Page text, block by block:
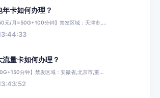
卡如何办理？
元/月=50G+100分钟】禁发区域：天津市,...
量卡如何办理？
分钟】禁发区域：安徽省,北京市,重...